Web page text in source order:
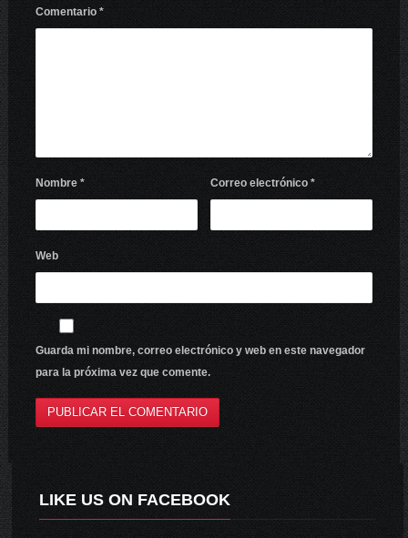
Comentario *
Nombre * Correo electrónico*
Web
Guarda mi nombre, correo electrónico y web en este navegador
para la próxima vez que comente.
LIKE US ON FACEBOOK